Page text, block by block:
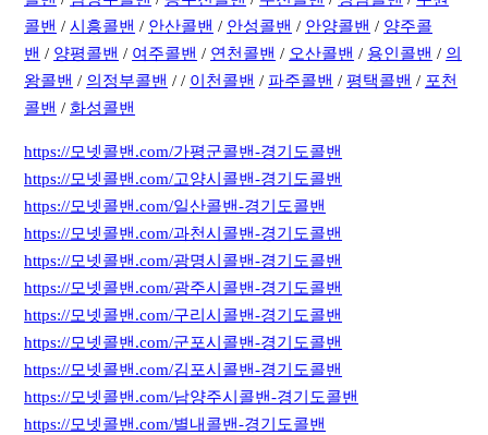
콜밴 /시흥콜밴 / 안산콜밴 / 안성콜밴 / 안양콜밴 / 양주콜
밴 / 양평콜밴 / 여주콜밴 / 연천콜밴 / 오산콜밴 / 용인콜밴 / 의
왕콜밴 / 의정부콜밴 / / 이천콜밴 / 파주콜밴 / 평택콜밴 / 포천
콜밴 /화성콜밴
https://모넷콜밴.com/가평군콜밴-경기도콜밴
https://모넷콜밴.com/고양시콜밴-경기도콜밴
https://모넷콜밴.com/일산콜밴-경기도콜밴
https://모넷콜밴.com/과천시콜밴-경기도콜밴
https://모넷콜밴.com/광명시콜밴-경기도콜밴
https://모넷콜밴.com/광주시콜밴-경기도콜밴
https://모넷콜밴.com/구리시콜밴-경기도콜밴
https://모넷콜밴.com/군포시콜밴-경기도콜밴
https://모넷콜밴.com/김포시콜밴-경기도콜밴
https://모넷콜밴.com/남양주시콜밴-경기도콜밴
https://모넷콜밴.com/별내콜밴-경기도콜밴